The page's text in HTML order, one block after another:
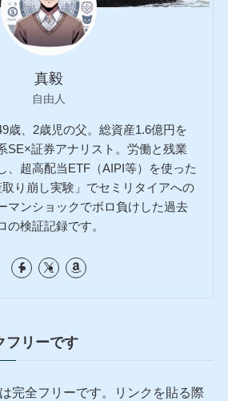
真毅
自由人
歳、2歳児の父。総資産1.6億円を
SE×証券アナリスト。労働と残業
、超高配当ETF（AIPI等）を使った
取り崩し実験」でセミリタイアへの
マンショックでボロ負けした過去
の検証記録です。
フリーです
完全フリーです。リンクを貼る際